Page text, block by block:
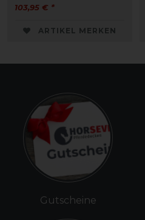
103,95 € *
ARTIKEL MERKEN
Gutscheine